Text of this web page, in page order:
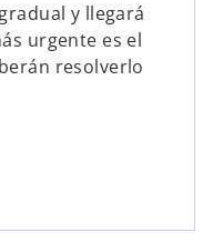
y llegará
urgente es el
resolverlo